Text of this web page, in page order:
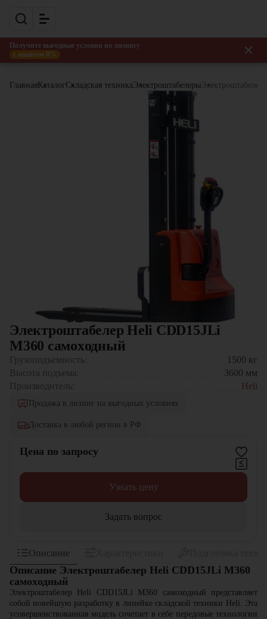
Получите выгодные условия по лизингу
с авансом 0%
Главная КаталогСкладская техникаЭлектроштабелеры
Электроштабелер Heli CDD15JLi
M360 самоxодный
Грузоподъемность: 1500 кг
Высота подъема:
3600 мм
Производитель:
Heli
Продажа в лизинг на выгодных условиях
Доставка в любой регион в РФ
Цена по запросу
Узнать цену
Задать вопрос
Описание
Описание Электроштабелер Heli CDD15JLi M360
самоxодный
Электроштабелер Heli CDD15JLi M360 самоходный представляет
собой новейшую разработку в линейке складской техники Heli. Эта
усовершенствованная модель сочетает в себе передовые технологии